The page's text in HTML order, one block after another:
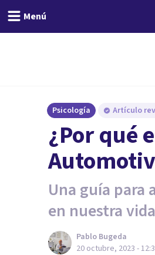
Menú
Psicología Artículo
¿Por qué
Una guía
en nuestra
Pablo Bugeda
20 octubre, 2023 -